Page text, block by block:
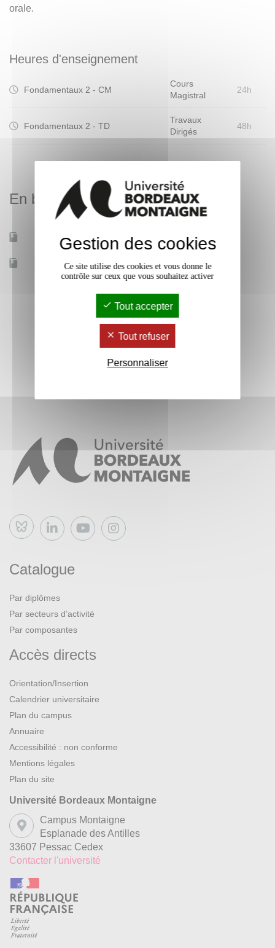
orale.
Heures d'enseignement
Fondamentaux 2 - CM
Cours
Magistral
24h
Fondamentaux 2 - TD
Travaux
Dirigés
48h
En bref
Mobilité d'études
Accessible à distance Non
Bluesky
Catalogue
Par diplômes
Par secteurs d’activité
Par composantes
Accès directs
Orientation/Insertion
Calendrier universitaire
Plan du campus
Annuaire
Accessibilité : non conforme
Mentions légales
Plan du site
Université Bordeaux Montaigne
Campus Montaigne
Esplanade des Antilles
33607 Pessac Cedex
Contacter l'université
Gestion des cookies
Ce site utilise des cookies et vous donne le
contrôle sur ceux que vous souhaitez activer
Tout accepter
Tout refuser
Personnaliser